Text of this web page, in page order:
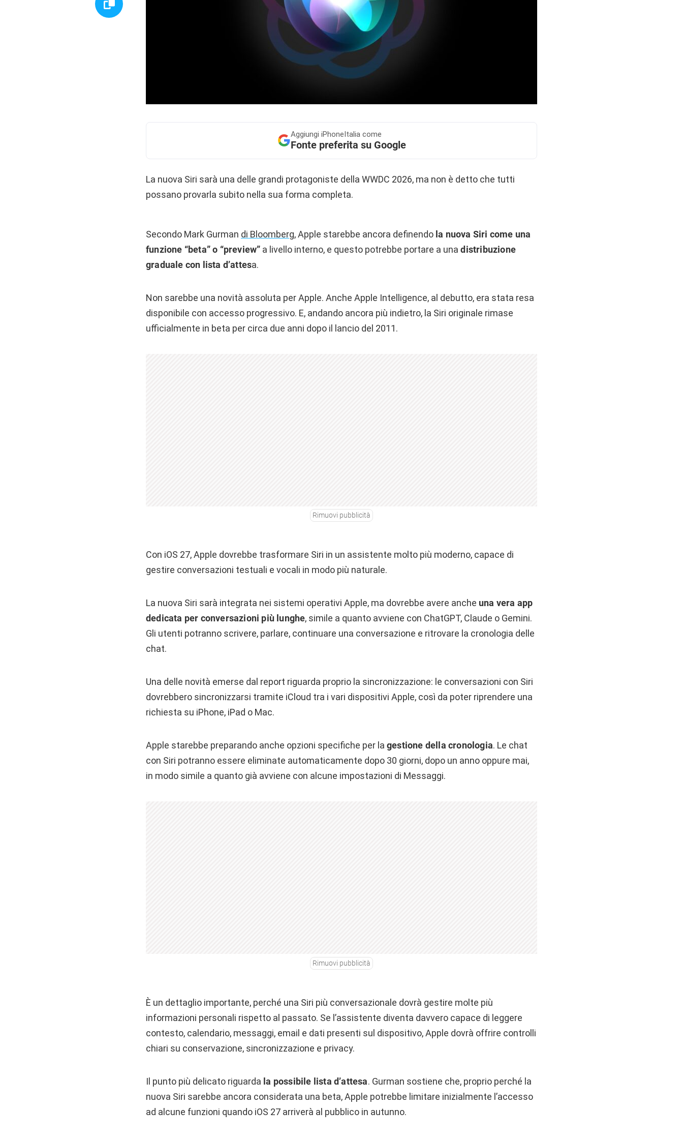
Aggiungi iPhoneItalia come
Fonte preferita su Google
La nuova Siri sarà una delle grandi protagoniste della WWDC 2026, ma non è detto che tutti
possano provarla subito nella sua forma completa.
Secondo Mark Gurman di Bloomberg, Apple starebbe ancora definendo la nuova Siri come una
funzione “beta” o “preview” a livello interno, e questo potrebbe portare a unadistribuzione
graduale con lista d’attesa.
Non sarebbe una novità assoluta per Apple. Anche Apple Intelligence, al debutto, era stata resa
disponibile con accesso progressivo. E, andando ancora più indietro, la Siri originale rimase
ufficialmente in beta per circa due anni dopo il lancio del 2011.
Rimuovi pubblicità
Con iOS 27, Apple dovrebbe trasformare Siri in un assistente molto più moderno, capace di
gestire conversazioni testuali e vocali in modo più naturale.
La nuova Siri sarà integrata nei sistemi operativi Apple, ma dovrebbe avere anche una vera app
dedicata per conversazioni più lunghe, simile a quanto avviene con ChatGPT, Claude o Gemini.
Gli utenti potranno scrivere, parlare, continuare una conversazione e ritrovare la cronologia delle
chat.
Una delle novità emerse dal report riguarda proprio la sincronizzazione: le conversazioni con Siri
dovrebbero sincronizzarsi tramite iCloud tra i vari dispositivi Apple, così da poter riprendere una
richiesta su iPhone, iPad o Mac.
Apple starebbe preparando anche opzioni specifiche per la gestione della cronologia. Le chat
con Siri potranno essere eliminate automaticamente dopo 30 giorni, dopo un anno oppure mai,
in modo simile a quanto già avviene con alcune impostazioni di Messaggi.
Rimuovi pubblicità
È un dettaglio importante, perché una Siri più conversazionale dovrà gestire molte più
informazioni personali rispetto al passato. Se l’assistente diventa davvero capace di leggere
contesto, calendario, messaggi, email e dati presenti sul dispositivo, Apple dovrà offrire controlli
chiari su conservazione, sincronizzazione e privacy.
Il punto più delicato riguarda la possibile lista d’attesa. Gurman sostiene che, proprio perché la
nuova Siri sarebbe ancora considerata una beta, Apple potrebbe limitare inizialmente l’accesso
ad alcune funzioni quando iOS 27 arriverà al pubblico in autunno.